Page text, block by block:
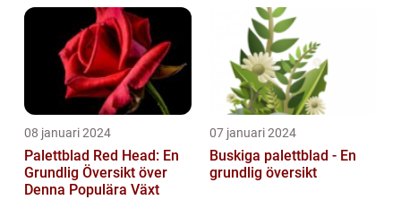
08 januari 2024
Palettblad Red Head: En
Grundlig Översikt över
Denna Populära Växt
07 januari 2024
Buskiga palettblad - En
grundlig översikt